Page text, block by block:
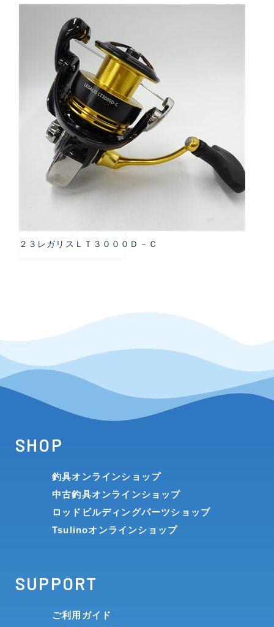
２３レガリスＬＴ３０００Ｄ－Ｃ
SHOP
釣具オンラインショップ
中古釣具オンラインショップ
ロッドビルディングパーツショップ
Tsulinoオンラインショップ
SUPPORT
ご利用ガイド